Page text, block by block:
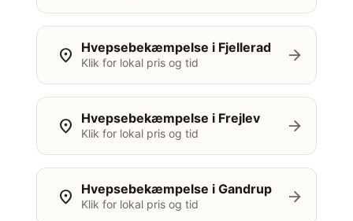
location_on Hvepsebekæmpelse i Fjellerad
Klik for lokal pris og tid arrow_forward
location_on Hvepsebekæmpelse i Frejlev
Klik for lokal pris og tid arrow_forward
location_on Hvepsebekæmpelse i Gandrup
Klik for lokal pris og tid arrow_forward